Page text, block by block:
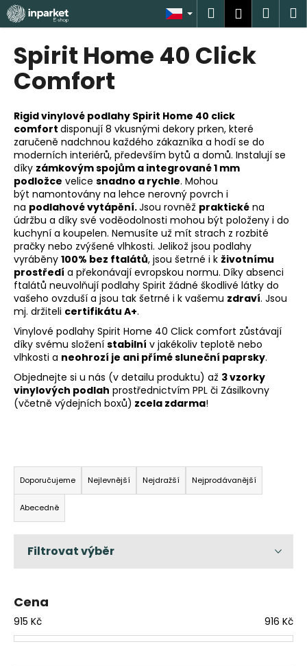
Přejít
na
obsah
Hledat
Spirit Home 40 Click
Comfort
Rigid vinylové podlahy Spirit Home 40 click
comfort disponují 8 vkusnými dekory prken, které
zaručeně nadchnou každého zákazníka a hodí se do
moderních interiérů, především bytů a domů. Instalují se
díky zámkovým spojům a integrované 1 mm
podložce velice snadno a rychle. Mohou
být namontovány na lehce nerovný povrch i
na podlahové vytápění.Jsou rovněž praktické na
údržbu a díky své voděodolnosti mohou být položeny i do
kuchyní a koupelen. Nemusíte už mít strach z rozbité
pračky nebo zvýšené vlhkosti. Jelikož jsou podlahy
vyráběny 100% bez ftalátů, jsou šetrné i k životnímu
prostředí a překonávají evropskou normu. Díky absenci
ftalátů neuvolňují podlahy Spirit žádné škodlivé látky do
vašeho ovzduší a jsou tak šetrné i k vašemu zdraví. Jsou
mj. držiteli certifikátu A+.
Vinylové podlahy Spirit Home 40 Click comfort zůstávají
díky svému složení stabilní v jakékoliv teplotě nebo
vlhkosti a neohrozí je ani přímé sluneční paprsky.
Objednejte si u nás (v detailu produktu) až 3 vzorky
vinylových podlah prostřednictvím PPL či Zásilkovny
(včetně výdejních boxů) zcela zdarma!
Ř
a
z
e
n
p
o
d
u
Doporučujeme Nejlevnější Nejdražší Nejprodávanější
Abecedně
Cena
915 Kč 916 Kč
K
o
C
o
p
o
t
ř
e
b
u
j
e
t
e
n
a
j
í
t
?
HLEDAT
D
o
u
č
u
j